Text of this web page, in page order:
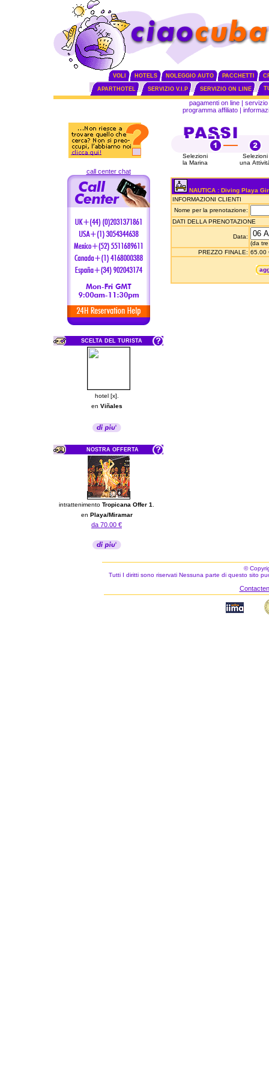
VOLI HOTELS NOLEGGIO AUTO PACCHETTI
APARTHOTEL SERVIZIO V.I.P SERVIZIO ON LINE
call center chat
SCELTA DEL TURISTA
hotel [x].
en Viñales
NOSTRA OFFERTA
intrattenimento Tropicana Offer 1
en Playa/Miramar
da 70.00 €
pagamenti on line | servizio
programma affiliato|
Selezioni
la Marina
Selezioni
una
NAUTICA : Diving Playa
INFORMAZIONI CLIENTI
Nome per la prenotazione:
DATI DELLA PRENOTAZIONE
Data:
(da
PREZZO FINALE: 65.00
©
Tutti I diritti sono riservati Nessuna parte di questo sito